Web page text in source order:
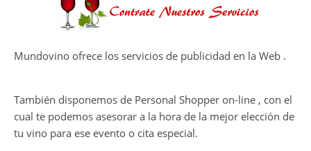
Mundovino ofrece los servicios de publicidad en la Web .
También disponemos de Personal Shopper on-line , con el
cual te podemos asesorar a la hora de la mejor elección de
tu vino para ese evento o cita especial.